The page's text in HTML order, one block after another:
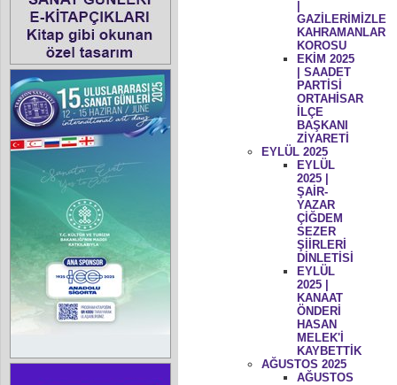
GAZİLERİMİZLE
KAHRAMANLAR
KOROSU
EKİM 2025
| SAADET
PARTİSİ
ORTAHİSAR
İLÇE
BAŞKANI
ZİYARETİ
EYLÜL 2025
EYLÜL
2025 |
ŞAİR-
YAZAR
ÇİĞDEM
SEZER
ŞİİRLERİ
DİNLETİSİ
EYLÜL
2025 |
KANAAT
ÖNDERİ
HASAN
MELEK'İ
KAYBETTİK
AĞUSTOS 2025
AĞUSTOS